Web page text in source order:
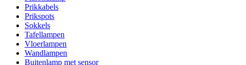
Prikkabels
Prikspots
Sokkels
Tafellampen
Vloerlampen
Wandlampen
Buitenlamp met sensor